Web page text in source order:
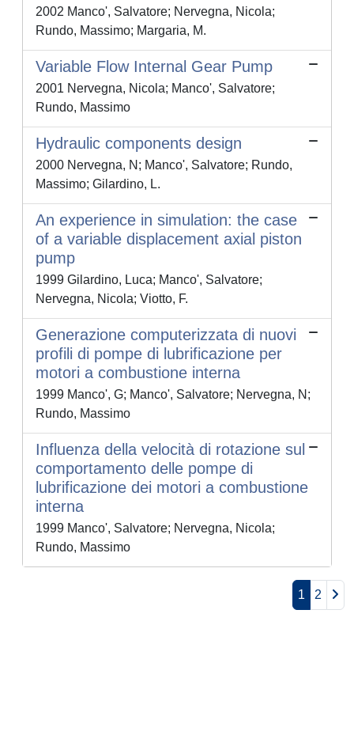
2002 Manco', Salvatore; Nervegna, Nicola;
Rundo, Massimo; Margaria, M.
Variable Flow Internal Gear Pump
2001 Nervegna, Nicola; Manco', Salvatore;
Rundo, Massimo
Hydraulic components design
2000 Nervegna, N; Manco', Salvatore; Rundo,
Massimo; Gilardino, L.
An experience in simulation: the case
of a variable displacement axial piston
pump
1999 Gilardino, Luca; Manco', Salvatore;
Nervegna, Nicola; Viotto, F.
Generazione computerizzata di nuovi
profili di pompe di lubrificazione per
motori a combustione interna
1999 Manco', G; Manco', Salvatore; Nervegna, N;
Rundo, Massimo
Influenza della velocità di rotazione sul
comportamento delle pompe di
lubrificazione dei motori a combustione
interna
1999 Manco', Salvatore; Nervegna, Nicola;
Rundo, Massimo
1 2